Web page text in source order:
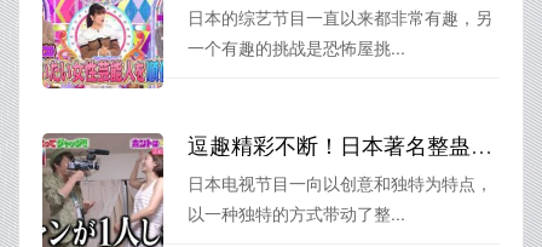
日本的综艺节目一直以来都非常有趣，另
一个有趣的挑战是恐怖屋挑...
逗趣精彩不断！日本著名整蛊节目如来神掌火遍全球
日本电视节目一向以创意和独特为特点，
以一种独特的方式带动了整...